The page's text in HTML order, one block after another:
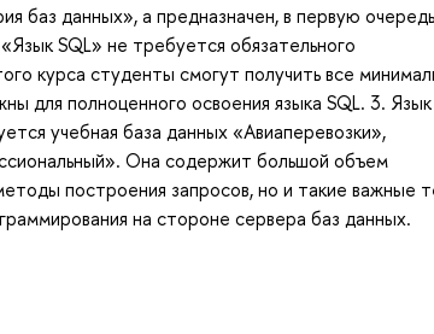
баз данных», а предназначен, в первую
SQL» не требуется обязательного
курса студенты смогут получить все
для полноценного освоения языка SQL. 3.
учебная база данных «Авиаперевозки»,
Она содержит большой объем
построения запросов, но и такие важные
на стороне сервера баз данных.